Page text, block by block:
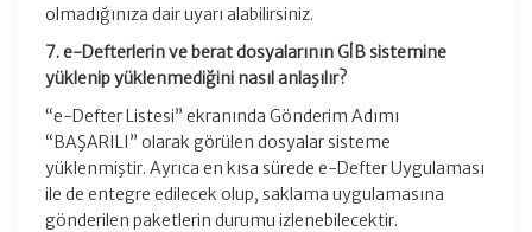
olmadığınıza dair uyarı alabilirsiniz.
7. e-Defterlerin ve berat dosyalarının GİB sistemine
yüklenip yüklenmediğini nasıl anlaşılır?
“e-Defter Listesi” ekranında Gönderim Adımı
“BAŞARILI” olarak görülen dosyalar sisteme
yüklenmiştir. Ayrıca en kısa sürede e-Defter Uygulaması
ile de entegre edilecek olup, saklama uygulamasına
gönderilen paketlerin durumu izlenebilecektir.